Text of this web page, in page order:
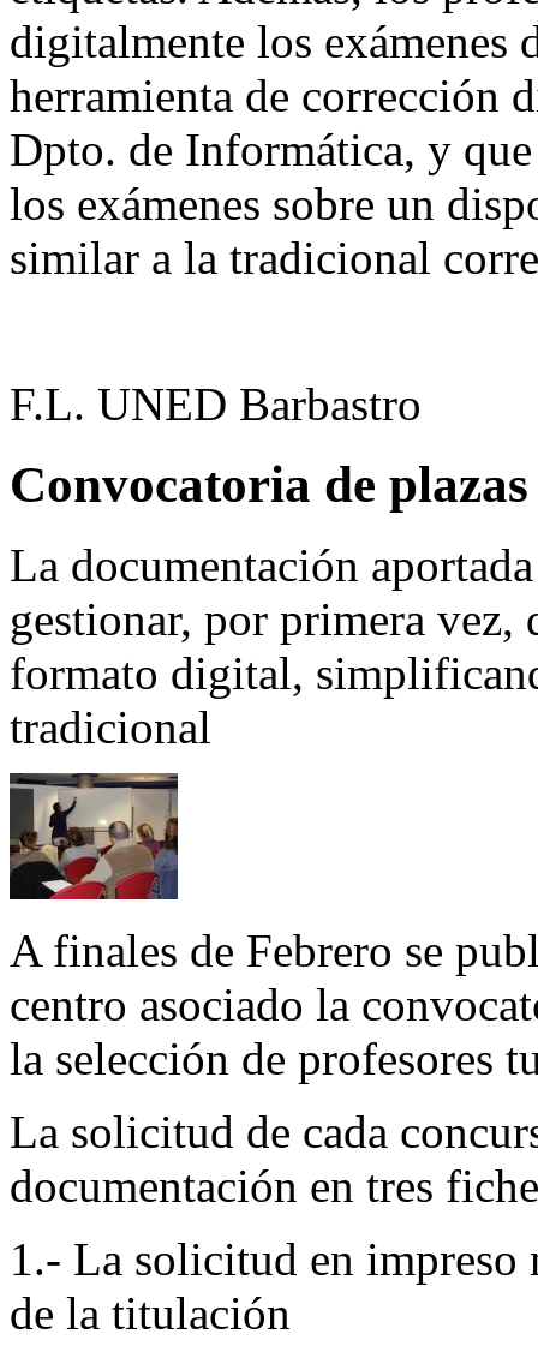
digitalmente los exámenes
herramienta de corrección
Dpto. de Informática, y
los exámenes sobre un
similar a la tradicional
F.L. UNED Barbastro
Convocatoria de
La documentación
gestionar, por primera vez,
formato digital,
tradicional
A finales de Febrero se
centro asociado la
la selección de profesores
La solicitud de cada
documentación en tres
1.- La solicitud en impreso
de la titulación